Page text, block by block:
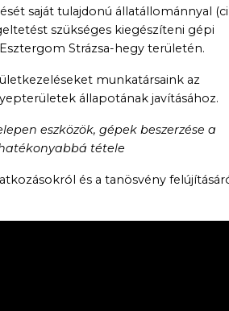
saját tulajdonú állatállománnyal
szükséges kiegészíteni gépi
Strázsa-hegy területén.
munkatársaink az
állapotának javításához.
eszközök, gépek beszerzése a
tétele
és a tanösvény